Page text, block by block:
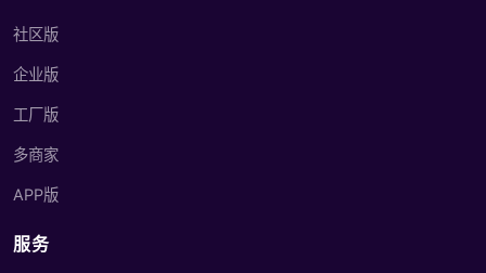
社区版
企业版
工厂版
多商家
APP版
服务